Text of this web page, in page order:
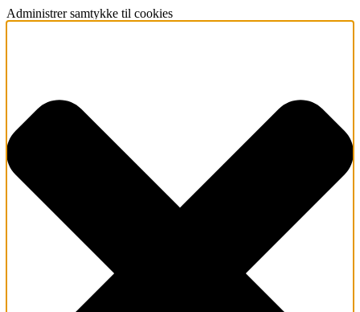
Administrer samtykke til cookies